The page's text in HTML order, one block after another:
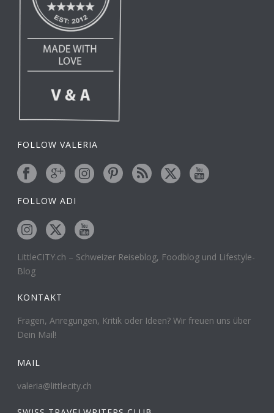
FOLLOW VALERIA
FOLLOW ADI
LittleCITY.ch – Schweizer Reiseblog, Foodblog und Lifestyle-
Blog
KONTAKT
Fragen, Anregungen, Kritik oder Ideen? Wir freuen uns über
Dein Mail!
MAIL
valeria@littlecity.ch